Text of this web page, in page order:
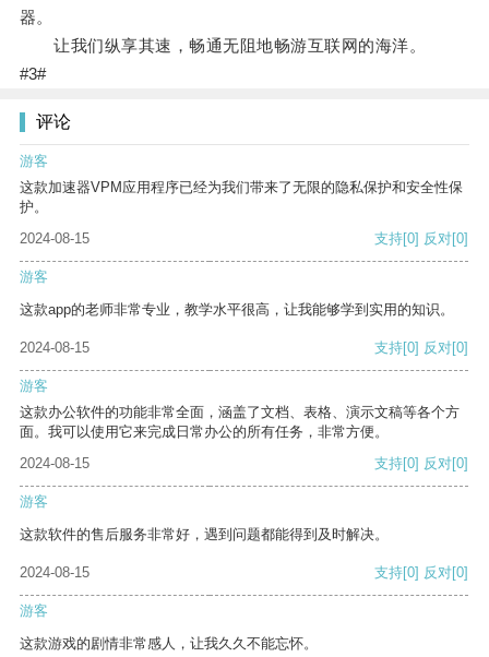
器。
让我们纵享其速，畅通无阻地畅游互联网的海洋。
#3#
评论
游客
这款加速器VPM应用程序已经为我们带来了无限的隐私保护和安全性保
护。
2024-08-15
支持[0] 反对[0]
游客
这款app的老师非常专业，教学水平很高，让我能够学到实用的知识。
2024-08-15 支持[0] 反对[0]
游客
这款办公软件的功能非常全面，涵盖了文档、表格、演示文稿等各个方
面。我可以使用它来完成日常办公的所有任务，非常方便。
2024-08-15
支持[0] 反对[0]
游客
这款软件的售后服务非常好，遇到问题都能得到及时解决。
2024-08-15 支持[0] 反对[0]
游客
这款游戏的剧情非常感人，让我久久不能忘怀。